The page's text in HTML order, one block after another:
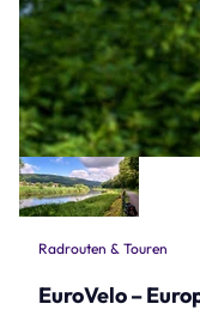
Radrouten & Touren
EuroVelo –